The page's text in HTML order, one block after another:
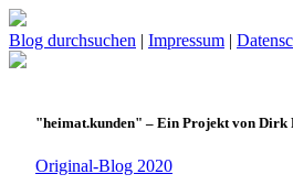
Blog durchsuchen | Impressum |
"heimat.kunden" – Ein Projekt von Dirk
Original-Blog 2020